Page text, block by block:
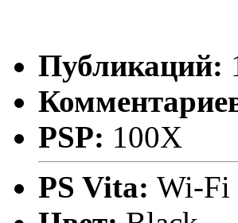
Публикаций:
PSP: 100X
PS Vita: Wi-Fi